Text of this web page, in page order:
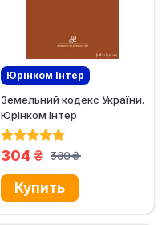
Юрінком Iнтер
Земельний кодекс України.
Юрінком Інтер
380
грн.
304 грн.